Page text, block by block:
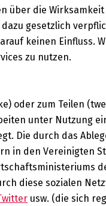
über die
gesetzlich
keinen Einfluss.
zu nutzen.
oder zum Teilen
unter Nutzung
Die durch das
in den Vereinigten
diese sozialen
usw. (die sich